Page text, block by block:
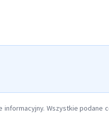
Wszystkie podane